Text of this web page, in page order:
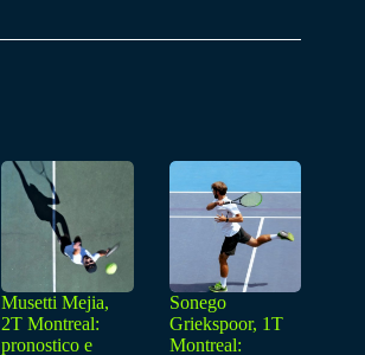
Musetti Mejia,
2T Montreal:
pronostico e
Sonego
Griekspoor, 1T
Montreal: